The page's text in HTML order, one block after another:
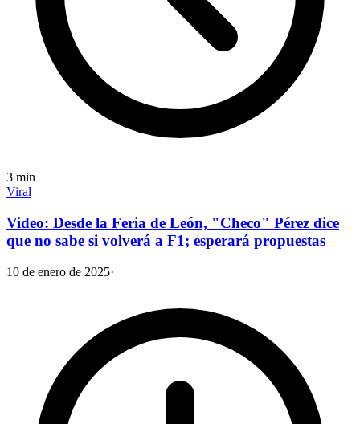
3 min
Viral
Video: Desde la Feria de León, "Checo" Pérez dice
que no sabe si volverá a F1; esperará propuestas
10 de enero de 2025·